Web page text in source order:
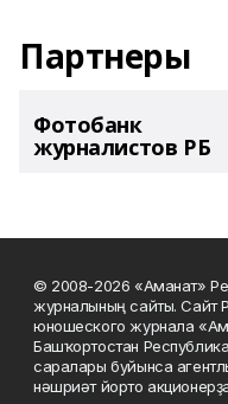
Партнеры
Фотобанк
журналистов РБ
© 2008-2026 «Аманат»
журналының сайты. Сайт
юношеского журнала
Башҡортостан
саралары буйынса
нәшриәт йорто